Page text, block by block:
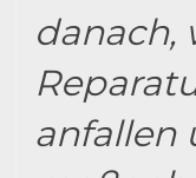
danach,
anfallen